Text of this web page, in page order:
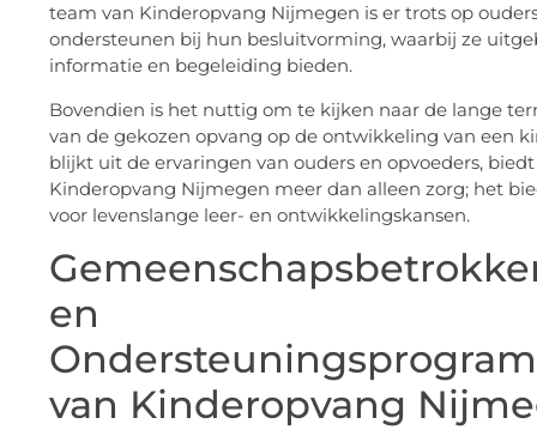
team van Kinderopvang Nijmegen is er trots op
ondersteunen bij hun besluitvorming, waarbij ze
informatie en begeleiding bieden.
Bovendien is het nuttig om te kijken naar de lange
van de gekozen opvang op de ontwikkeling van een
blijkt uit de ervaringen van ouders en opvoeders, biedt
Kinderopvang Nijmegen meer dan alleen zorg; het
voor levenslange leer- en ontwikkelingskansen.
en
van Kinderopvang